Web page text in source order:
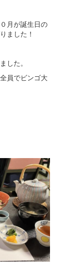
月が誕生日の
ました！
した。
員でビンゴ大